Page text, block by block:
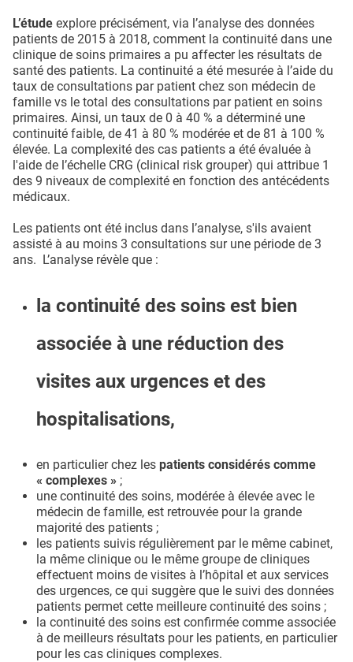
L’étude explore précisément, via l’analyse des données
patients de 2015 à 2018, comment la continuité dans une
clinique de soins primaires a pu affecter les résultats de
santé des patients. La continuité a été mesurée à l’aide du
taux de consultations par patient chez son médecin de
famille vs le total des consultations par patient en soins
primaires. Ainsi, un taux de 0 à 40 % a déterminé une
continuité faible, de 41 à 80 % modérée et de 81 à 100 %
élevée. La complexité des cas patients a été évaluée à
l'aide de l’échelle CRG (clinical risk grouper) qui attribue 1
des 9 niveaux de complexité en fonction des antécédents
médicaux.
Les patients ont été inclus dans l’analyse, s'ils avaient
assisté à au moins 3 consultations sur une période de 3
ans. L’analyse révèle que :
la continuité des soins est bien
associée à une réduction des
visites aux urgences et des
hospitalisations,
en particulier chez les patients considérés comme
« complexes » ;
une continuité des soins, modérée à élevée avec le
médecin de famille, est retrouvée pour la grande
majorité des patients ;
les patients suivis régulièrement par le même cabinet,
la même clinique ou le même groupe de cliniques
effectuent moins de visites à l’hôpital et aux services
des urgences, ce qui suggère que le suivi des données
patients permet cette meilleure continuité des soins ;
la continuité des soins est confirmée comme associée
à de meilleurs résultats pour les patients, en particulier
pour les cas cliniques complexes.